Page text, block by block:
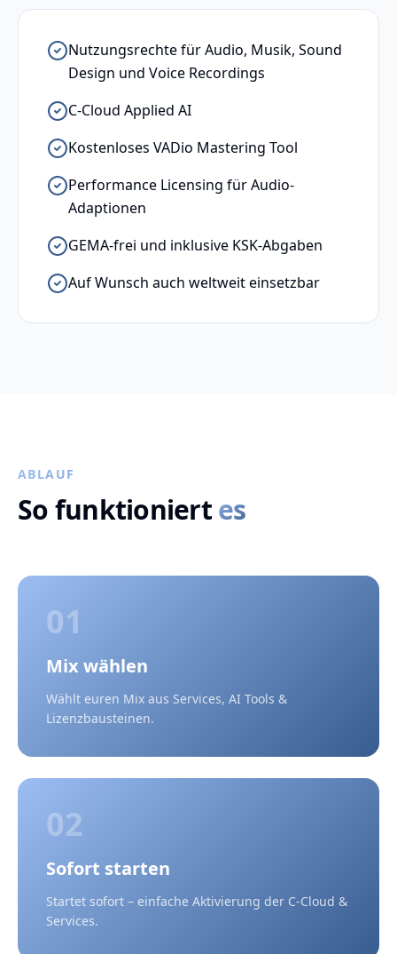
Nutzungsrechte für Audio, Musik, Sound
Design und Voice Recordings
C-Cloud Applied AI
Kostenloses VADio Mastering Tool
Performance Licensing für Audio-
Adaptionen
GEMA-frei und inklusive KSK-Abgaben
Auf Wunsch auch weltweit einsetzbar
ABLAUF
So funktioniert es
01
Mix wählen
Wählt euren Mix aus Services, AI Tools &
Lizenzbausteinen.
02
Sofort starten
Startet sofort – einfache Aktivierung der C-Cloud &
Services.